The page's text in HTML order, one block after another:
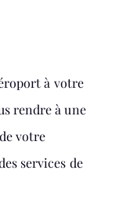
à votre
rendre à une
votre
services de